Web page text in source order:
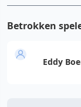
Betrokken
Eddy